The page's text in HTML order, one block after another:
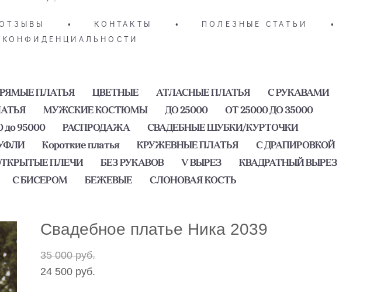
• КОНТАКТЫ • ПОЛЕЗНЫЕ СТАТЬИ
•
ПЛАТЬЯ ЦВЕТНЫЕ АТЛАСНЫЕ ПЛАТЬЯ
С РУКАВАМИ
МУЖСКИЕ КОСТЮМЫ ДО 25000
ОТ 25000 ДО 35000
95000 РАСПРОДАЖА
СВАДЕБНЫЕ ШУБКИ/КУРТОЧКИ
Короткие платья КРУЖЕВНЫЕ ПЛАТЬЯ
С ДРАПИРОВКОЙ
ПЛЕЧИ БЕЗ РУКАВОВ V ВЫРЕЗ
КВАДРАТНЫЙ ВЫРЕЗ
С БИСЕРОМ БЕЖЕВЫЕ СЛОНОВАЯ КОСТЬ
Свадебное платье Ника 2039
35 000 pуб.
24 500 pуб.